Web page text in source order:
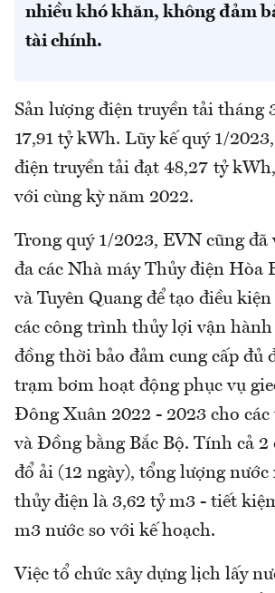
nhiều khó khăn, không đảm
tài chính.
Sản lượng điện truyền tải tháng
17,91 tỷ kWh. Lũy kế quý 1/
điện truyền tải đạt 48,27 tỷ
với cùng kỳ năm 2022.
Trong quý 1/2023, EVN cũng
đa các Nhà máy Thủy điện Hòa
và Tuyên Quang để tạo điều
các công trình thủy lợi vận hành
đồng thời bảo đảm cung cấp đủ
trạm bơm hoạt động phục vụ
Đông Xuân 2022 - 2023 cho
và Đồng bằng Bắc Bộ. Tính cả 2
đổ ải (12 ngày), tổng lượng nước
thủy điện là 3,62 tỷ m3 - tiết
m3 nước so với kế hoạch.
Việc tổ chức xây dựng lịch lấy